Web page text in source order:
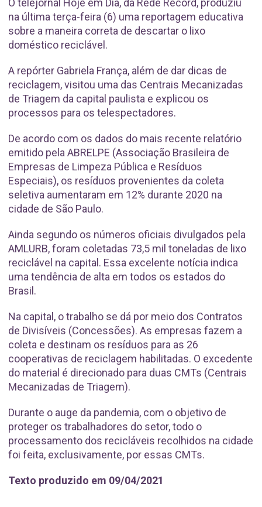
O telejornal Hoje em Dia, da Rede Record, produziu
na última terça-feira (6) uma reportagem educativa
sobre a maneira correta de descartar o lixo
doméstico reciclável.
A repórter Gabriela França, além de dar dicas de
reciclagem, visitou uma das Centrais Mecanizadas
de Triagem da capital paulista e explicou os
processos para os telespectadores.
De acordo com os dados do mais recente relatório
emitido pela ABRELPE (Associação Brasileira de
Empresas de Limpeza Pública e Resíduos
Especiais), os resíduos provenientes da coleta
seletiva aumentaram em 12% durante 2020 na
cidade de São Paulo.
Ainda segundo os números oficiais divulgados pela
AMLURB, foram coletadas 73,5 mil toneladas de lixo
reciclável na capital. Essa excelente notícia indica
uma tendência de alta em todos os estados do
Brasil.
Na capital, o trabalho se dá por meio dos Contratos
de Divisíveis (Concessões). As empresas fazem a
coleta e destinam os resíduos para as 26
cooperativas de reciclagem habilitadas. O excedente
do material é direcionado para duas CMTs (Centrais
Mecanizadas de Triagem).
Durante o auge da pandemia, com o objetivo de
proteger os trabalhadores do setor, todo o
processamento dos recicláveis recolhidos na cidade
foi feita, exclusivamente, por essas CMTs.
Texto produzido em 09/04/2021